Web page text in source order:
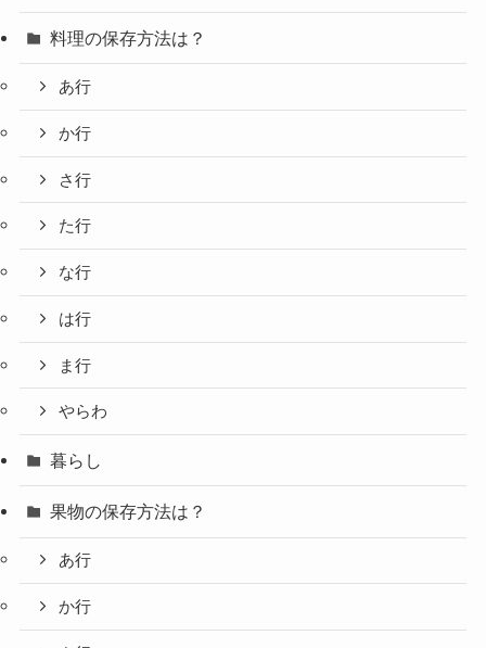
料理の保存方法は？
あ行
か行
さ行
た行
な行
は行
ま行
やらわ
暮らし
果物の保存方法は？
あ行
か行